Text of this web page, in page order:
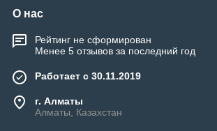
О нас
Рейтинг не сформирован
Менее 5 отзывов за последний год
Работает с 30.11.2019
г. Алматы
Алматы, Казахстан